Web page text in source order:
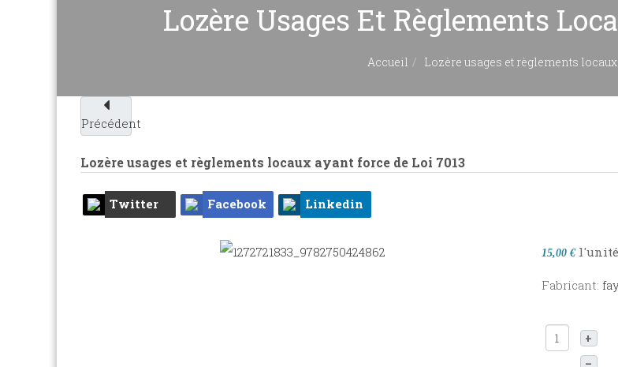
Lozère Usages Et Règlements
Accueil Lozère usages et règlements
Précédent
Lozère usages et règlements locaux ayant force de Loi 7013
Twitter Facebook Linkedin
15,00 € l'unité
Fabricant:
+
–